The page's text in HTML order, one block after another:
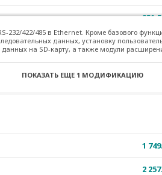
232/422/485 в Ethernet. Кроме базового
данных, установку
на SD-карту, а также модули
ПОКАЗАТЬ ЕЩЕ1 МОДИФИКАЦИЮ
1
2